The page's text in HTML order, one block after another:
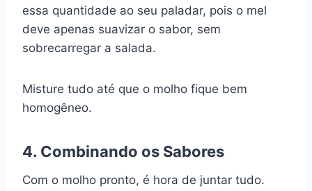
essa quantidade ao seu paladar, pois o mel
deve apenas suavizar o sabor, sem
sobrecarregar a salada.
Misture tudo até que o molho fique bem
homogêneo.
4. Combinando os Sabores
Com o molho pronto, é hora de juntar tudo.